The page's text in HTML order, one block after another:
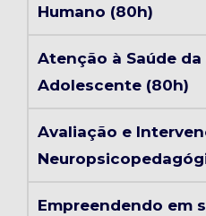
Humano (80h)
Atenção à Saúde da
Adolescente (80h)
Avaliação e
Empreendendo em